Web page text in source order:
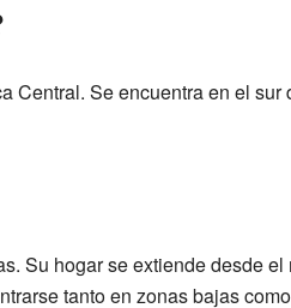
Central. Se encuentra en el sur
Su hogar se extiende desde
tanto en zonas bajas